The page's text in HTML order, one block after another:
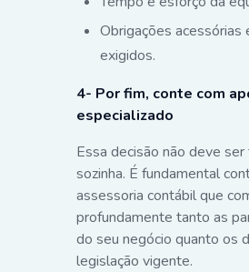
Obrigações acessórias
exigidos.
4- Por fim, conte com
especializado
Essa decisão não deve
sozinha. É fundamental
assessoria contábil que
profundamente tanto as
do seu negócio quanto os
legislação vigente.